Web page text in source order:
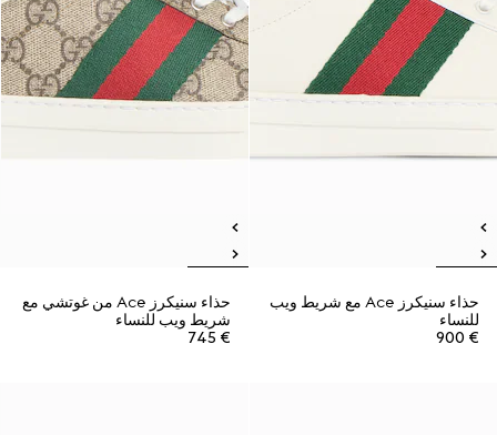
حذاء سنيكرز Ace مع شريط ويب
للنساء
€ 900
حذاء سنيكرز Ace من غوتشي مع
شريط ويب للنساء
€ 745